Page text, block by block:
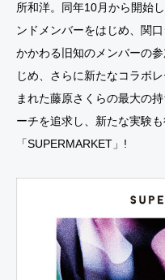
所和洋。同年10月から開始
ンドメンバーをはじめ、関
かかわる旧知のメンバーの
じめ、さらに新たなコラボ
まれた藤原さくらの最大の
ーチを追求し、新たな実験
「SUPERMARKET」!